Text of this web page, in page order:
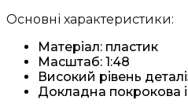
Основні характеристики:
Матеріал: пластик
Масштаб: 1:48
Високий рівень
Докладна покрокова